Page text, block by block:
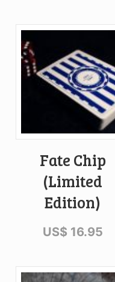
Fate Chip
(Limited
Edition)
US$ 16.95